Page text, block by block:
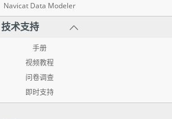
Navicat Data Modeler
技术支持
手册
视频教程
问卷调查
即时支持